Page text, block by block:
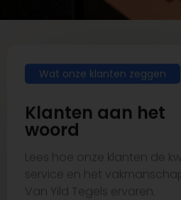
Wat onze klanten zeggen
Klanten aan het
woord
Lees hoe onze klanten de
service en het
Van Yild Tegels ervaren.